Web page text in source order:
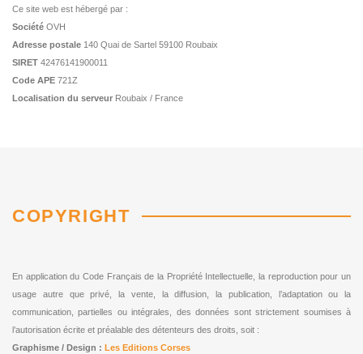
Ce site web est hébergé par :
Société OVH
Adresse postale 140 Quai de Sartel 59100 Roubaix
SIRET 42476141900011
Code APE 721Z
Localisation du serveur Roubaix / France
COPYRIGHT
En application du Code Français de la Propriété Intellectuelle, la reproduction pour un
usage autre que privé, la vente, la diffusion, la publication, l’adaptation ou la
communication, partielles ou intégrales, des données sont strictement soumises à
l’autorisation écrite et préalable des détenteurs des droits, soit :
Graphisme / Design : Les Editions Corses